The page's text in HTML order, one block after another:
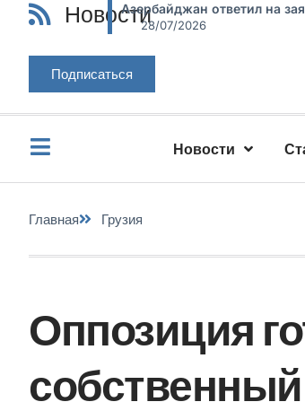
НовостиАзербайджан ответил на
28/07/2026
Подписаться
Новости
Главная Грузия
Оппозиция